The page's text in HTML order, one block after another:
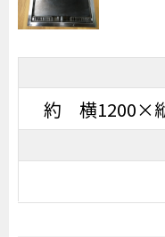
約 横1200×縦